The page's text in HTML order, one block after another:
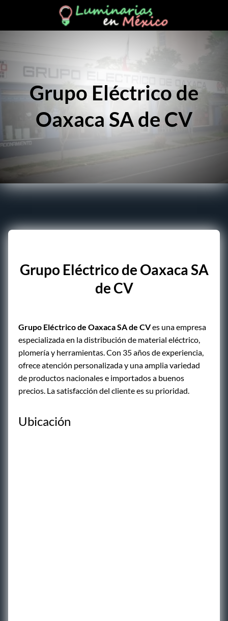
Grupo Eléctrico de
Oaxaca SA de CV
Grupo Eléctrico de Oaxaca SA
de CV
Grupo Eléctrico de Oaxaca SA de CVes una empresa
especializada en la distribución de material eléctrico,
plomería y herramientas. Con 35 años de experiencia,
ofrece atención personalizada y una amplia variedad
de productos nacionales e importados a buenos
precios. La satisfacción del cliente es su prioridad.
Ubicación